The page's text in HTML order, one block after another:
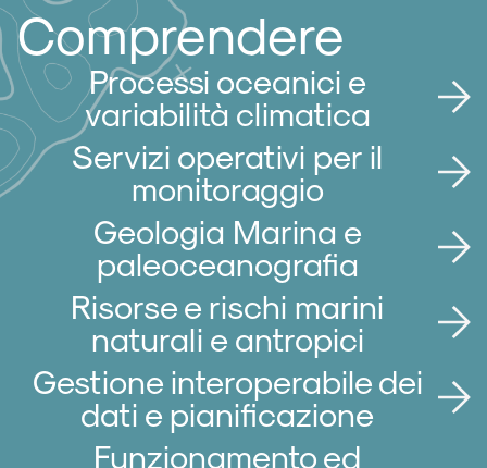
Comprendere
Processi oceanici e
variabilità climatica
Servizi operativi per il
monitoraggio
Geologia Marina e
paleoceanografia
Risorse e rischi marini
naturali e antropici
Gestione interoperabile dei
dati e pianificazione
Funzionamento ed